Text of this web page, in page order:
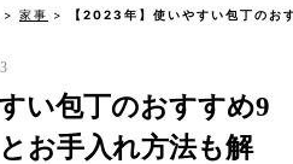
家事 【2023年】使いやすい包丁のお
い包丁のおすすめ9
お手入れ方法も解